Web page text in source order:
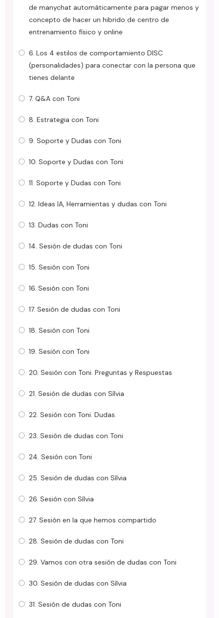
de manychat automáticamente para pagar menos y
concepto de hacer un hibrido de centro de
entrenamiento físico y online
6. Los 4 estilos de comportamiento DISC
(personalidades) para conectar con la persona que
tienes delante
7. Q&A con Toni
8. Estrategia con Toni
9. Soporte y Dudas con Toni
10. Soporte y Dudas con Toni
11. Soporte y Dudas con Toni
12. Ideas IA, Herramientas y dudas con Toni
13. Dudas con Toni
14. Sesión de dudas con Toni
15. Sesión con Toni
16. Sesión con Toni
17. Sesión de dudas con Toni
18. Sesión con Toni
19. Sesión con Toni
20. Sesión con Toni. Preguntas y Respuestas
21. Sesión de dudas con Sílvia
22. Sesión con Toni. Dudas.
23. Sesión de dudas con Toni
24. Sesión con Toni
25. Sesión de dudas con Sílvia
26. Sesión con Sílvia
27. Sesión en la que hemos compartido
28. Sesión de dudas con Toni
29. Vamos con otra sesión de dudas con Toni
30. Sesión de dudas con Sílvia
31. Sesión de dudas con Toni